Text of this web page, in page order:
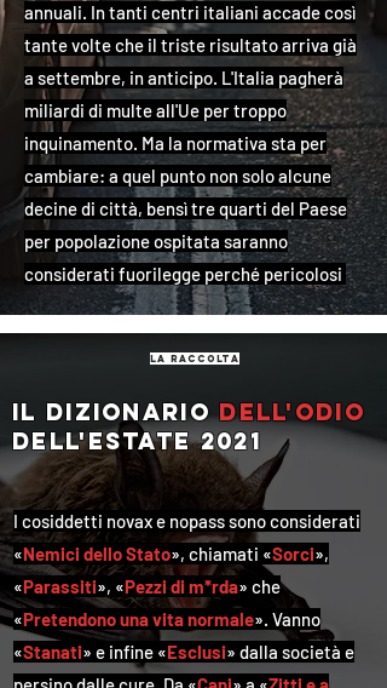
annuali. In tanti centri italiani accade così
tante volte che il triste risultato arriva già
a settembre, in anticipo. L'Italia pagherà
miliardi di multe all'Ue per troppo
inquinamento. Ma la normativa sta per
cambiare: a quel punto non solo alcune
decine di città, bensì tre quarti del Paese
per popolazione ospitata saranno
considerati fuorilegge perché pericolosi
la raccolta
Il dizionariodell'odio
dell'estate 2021
I cosiddetti novax e nopass sono considerati
«Nemici dello Stato», chiamati «Sorci»,
«Parassiti», «Pezzi di m*rda» che
«Pretendono una vita normale». Vanno
«Stanati» e infine «Esclusi» dalla società e